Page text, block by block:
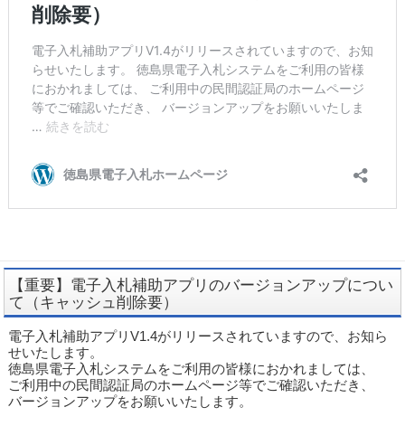
【重要】電子入札補助アプリのバージョンアップについ
て（キャッシュ削除要）
電子入札補助アプリV1.4がリリースされていますので、お知ら
せいたします。
徳島県電子入札システムをご利用の皆様におかれましては、
ご利用中の民間認証局のホームページ等でご確認いただき、
バージョンアップをお願いいたします。